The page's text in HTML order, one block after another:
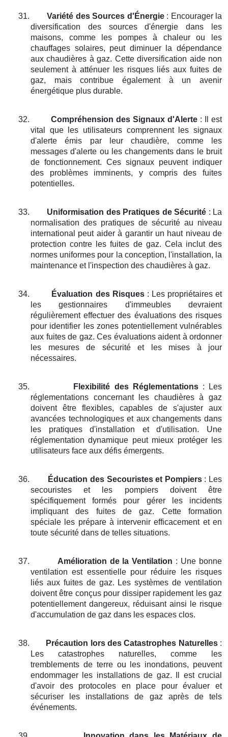
31. Variété des Sources d'Énergie: Encourager la
diversification des sources d'énergie dans les
maisons, comme les pompes à chaleur ou les
chauffages solaires, peut diminuer la dépendance
aux chaudières à gaz. Cette diversification aide non
seulement à atténuer les risques liés aux fuites de
gaz, mais contribue également à un avenir
énergétique plus durable.
32. Compréhension des Signaux d'Alerte : Il est
vital que les utilisateurs comprennent les signaux
d'alerte émis par leur chaudière, comme les
messages d'alerte ou les changements dans le bruit
de fonctionnement. Ces signaux peuvent indiquer
des problèmes imminents, y compris des fuites
potentielles.
33. Uniformisation des Pratiques de Sécurité : La
normalisation des pratiques de sécurité au niveau
international peut aider à garantir un haut niveau de
protection contre les fuites de gaz. Cela inclut des
normes uniformes pour la conception, l'installation, la
maintenance et l'inspection des chaudières à gaz.
34. Évaluation des Risques: Les propriétaires et
les gestionnaires d'immeubles devraient
régulièrement effectuer des évaluations des risques
pour identifier les zones potentiellement vulnérables
aux fuites de gaz. Ces évaluations aident à ordonner
les mesures de sécurité et les mises à jour
nécessaires.
35. Flexibilité des Réglementations: Les
réglementations concernant les chaudières à gaz
doivent être flexibles, capables de s'ajuster aux
avancées technologiques et aux changements dans
les pratiques d'installation et d'utilisation. Une
réglementation dynamique peut mieux protéger les
utilisateurs face aux défis émergents.
36. Éducation des Secouristes et Pompiers: Les
secouristes et les pompiers doivent être
spécifiquement formés pour gérer les incidents
impliquant des fuites de gaz. Cette formation
spéciale les prépare à intervenir efficacement et en
toute sécurité dans de telles situations.
37. Amélioration de la Ventilation : Une bonne
ventilation est essentielle pour réduire les risques
liés aux fuites de gaz. Les systèmes de ventilation
doivent être conçus pour dissiper rapidement les gaz
potentiellement dangereux, réduisant ainsi le risque
d'accumulation de gaz dans les espaces clos.
38. Précaution lors des Catastrophes Naturelles:
Les catastrophes naturelles, comme les
tremblements de terre ou les inondations, peuvent
endommager les installations de gaz. Il est crucial
d'avoir des protocoles en place pour évaluer et
sécuriser les installations de gaz après de tels
événements.